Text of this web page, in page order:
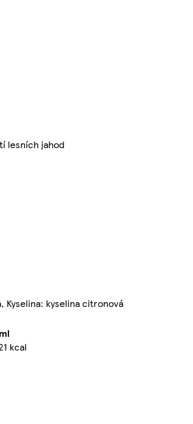
lesních jahod
Kyselina: kyselina citronová
kcal